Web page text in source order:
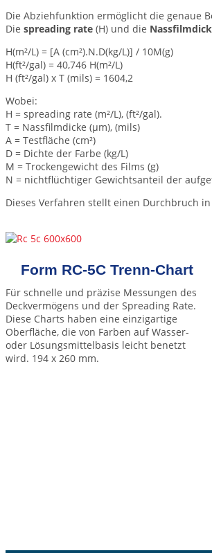
Die Abziehfunktion ermöglicht die genaue
Die spreading rate (H) und die
H(m²/L) = [A (cm²).N.D(kg/L)] / 10M(g)
H(ft²/gal) = 40,746 H(m²/L)
H (ft²/gal) x T (mils) = 1604,2
Wobei:
H = spreading rate (m²/L), (ft²/gal).
T = Nassfilmdicke (µm), (mils)
A = Testfläche (cm²)
D = Dichte der Farbe (kg/L)
M = Trockengewicht des Films (g)
N = nichtflüchtiger Gewichtsanteil der
Dieses Verfahren stellt einen Durchbruch
Form RC-5C Trenn-Chart
Für schnelle und präzise Messungen des
Deckvermögens und der Spreading Rate.
Diese Charts haben eine einzigartige
Oberfläche, die von Farben auf Wasser-
oder Lösungsmittelbasis leicht benetzt
wird. 194 x 260 mm.